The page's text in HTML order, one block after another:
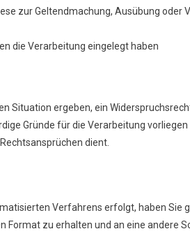
zur Geltendmachung, Ausübung oder
die Verarbeitung eingelegt haben
Situation ergeben, ein
Gründe für die Verarbeitung
dient.
Verfahrens erfolgt, haben Sie
Format zu erhalten und an eine andere